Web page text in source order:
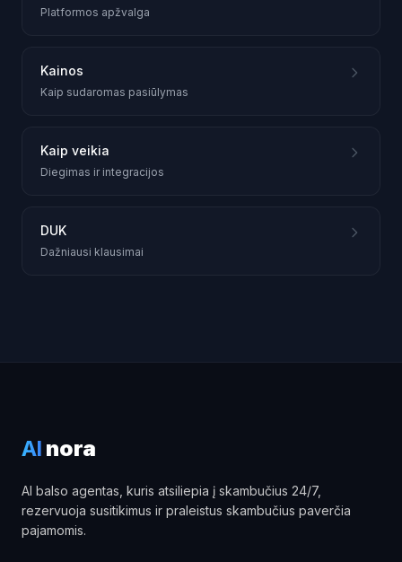
Platformos apžvalga
Kainos
Kaip sudaromas pasiūlymas
Kaip veikia
Diegimas ir integracijos
DUK
Dažniausi klausimai
AI nora
AI balso agentas, kuris atsiliepia į skambučius 24/7,
rezervuoja susitikimus ir praleistus skambučius paverčia
pajamomis.